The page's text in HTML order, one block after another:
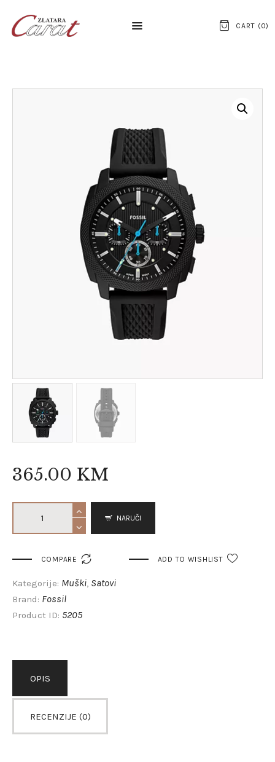
CART (0)
NASLOVNA
KONTAKT
SATOVI
SREBRNI NAKIT
ZLATNI NAKIT
365.00 KM
NARUČI
COMPARE  ADD TO WISHLIST
Kategorije: Muški, Satovi
Brand: Fossil
Product ID: 5205
OPIS
RECENZIJE (0)